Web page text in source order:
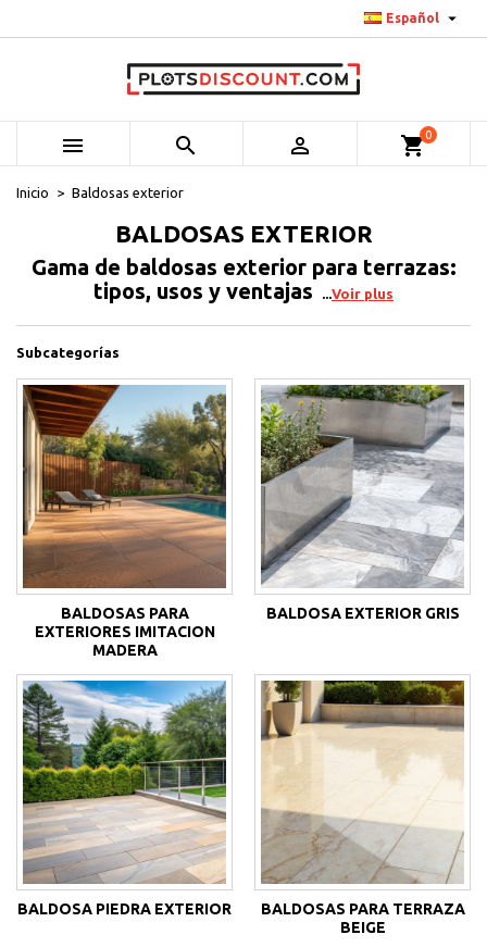
Español 
   shopping_cart0
Inicio Baldosas exterior
BALDOSAS EXTERIOR
Gama de baldosas exterior para terrazas:
tipos, usos y ventajas
Voir plus
Subcategorías
BALDOSAS PARA
EXTERIORES IMITACION
MADERA
BALDOSA EXTERIOR GRIS
BALDOSA PIEDRA EXTERIOR
BALDOSAS PARA TERRAZA
BEIGE